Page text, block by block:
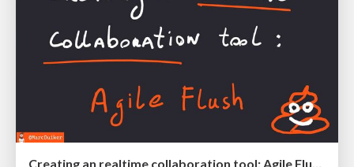
Creating an realtime collaboration tool: Agile Flush - .NET Oxford